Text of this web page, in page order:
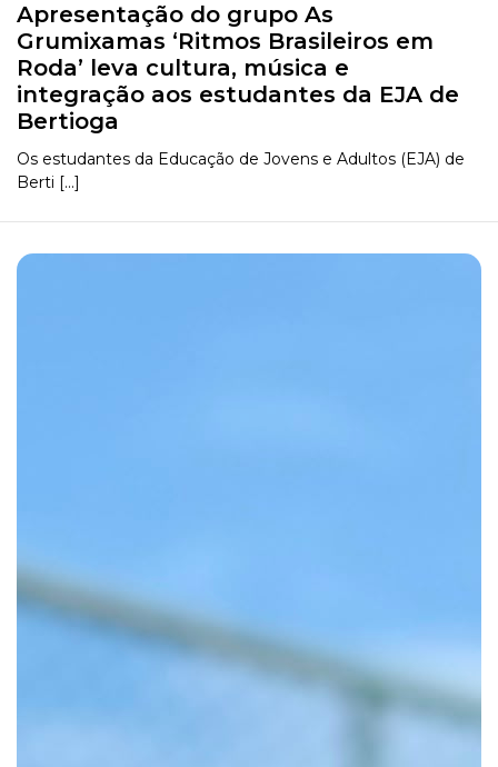
Apresentação do grupo As
Grumixamas ‘Ritmos Brasileiros em
Roda’ leva cultura, música e
integração aos estudantes da EJA de
Bertioga
Os estudantes da Educação de Jovens e Adultos (EJA) de
Berti [...]